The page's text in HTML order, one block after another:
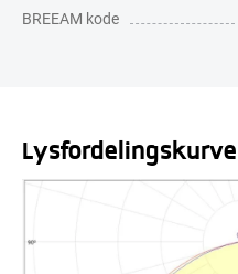
BREEAM kode
Lysfordelingskurve